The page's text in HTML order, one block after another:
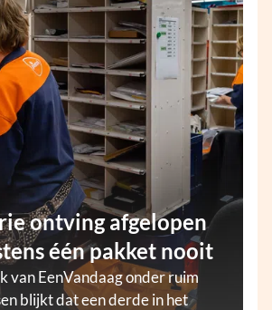
ontving afgelopen
één pakket nooit
van EenVandaag onder ruim
blijkt dat een derde in het